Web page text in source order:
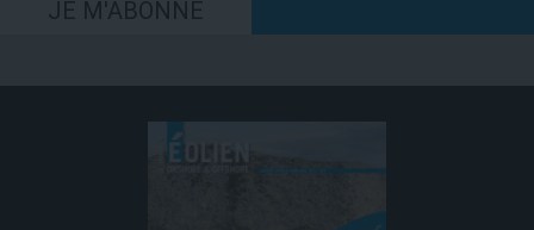
JE M'ABONNE